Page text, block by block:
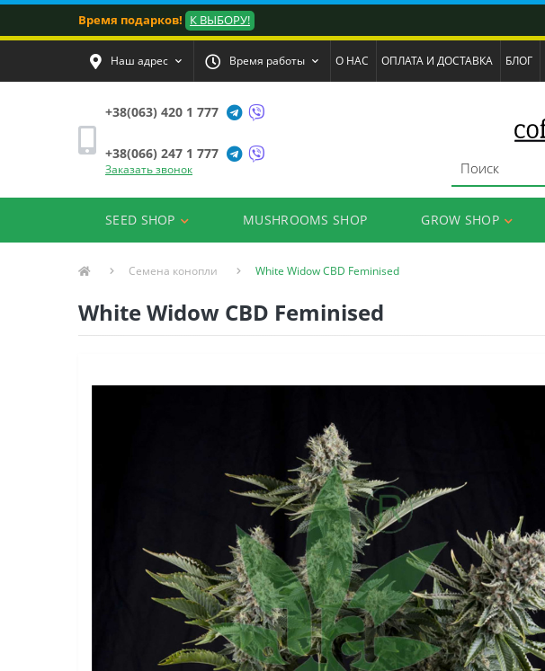
Время подарков! К ВЫБОРУ!
Наш адрес Время работы О НАС ОПЛАТА И ДОСТАВКА БЛОГ
+38(063) 420 1 777
+38(066) 247 1 777
Заказать звонок
SEED SHOP MUSHROOMS SHOP GROW SHOP
Семена конопли White Widow CBD Feminised
White Widow CBD Feminised